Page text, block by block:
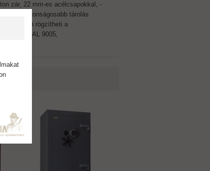
zár, 22 mm-es acélcsapokkal, -
A biztonságosabb tárolás
rögzítheti a
fekete RAL 9005,